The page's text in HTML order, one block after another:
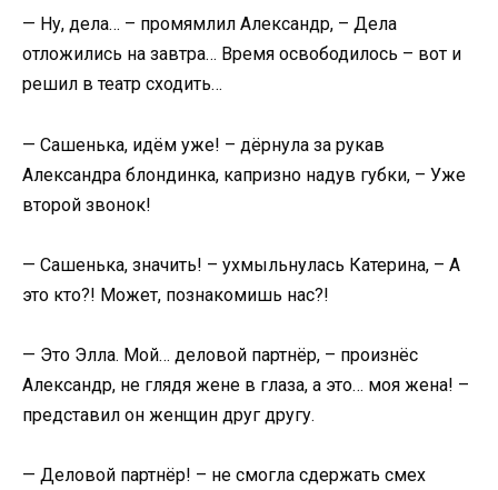
— Ну, дела… – промямлил Александр, – Дела
отложились на завтра… Время освободилось – вот и
решил в театр сходить…
— Сашенька, идём уже! – дёрнула за рукав
Александра блондинка, капризно надув губки, – Уже
второй звонок!
— Сашенька, значить! – ухмыльнулась Катерина, – А
это кто?! Может, познакомишь нас?!
— Это Элла. Мой… деловой партнёр, – произнёс
Александр, не глядя жене в глаза, а это… моя жена! –
представил он женщин друг другу.
— Деловой партнёр! – не смогла сдержать смех